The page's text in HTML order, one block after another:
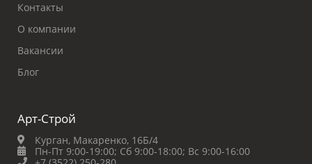
Контакты
О компании
Вакансии
Блог
Арт-Строй
Курган, Макаренко, 16Б/4
Пн-Пт 9:00-19:00; Сб 9:00-18:00; Вс 9:00-16:00